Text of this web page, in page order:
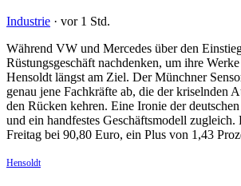
Industrie · vor 1 Std.
Während VW und Mercedes über den
Rüstungsgeschäft nachdenken, um ihre
Hensoldt längst am Ziel. Der Münchner
genau jene Fachkräfte ab, die der kriselnden
den Rücken kehren. Eine Ironie der
und ein handfestes Geschäftsmodell
Freitag bei 90,80 Euro, ein Plus von 1,43
Hensoldt